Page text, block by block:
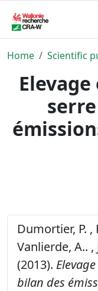
Home Scientific
Dumortier, P. ,
Vanlierde, A..
(2013).
bilan des